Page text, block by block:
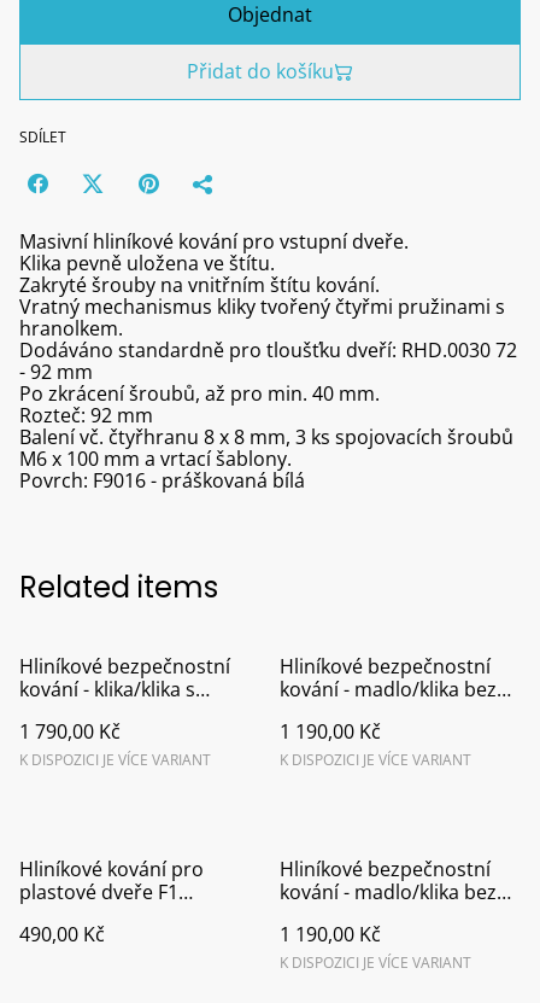
Objednat
Přidat do košíku
SDÍLET
Masivní hliníkové kování pro vstupní dveře.
Klika pevně uložena ve štítu.
Zakryté šrouby na vnitřním štítu kování.
Vratný mechanismus kliky tvořený čtyřmi pružinami s
hranolkem.
Dodáváno standardně pro tloušťku dveří: RHD.0030 72
- 92 mm
Po zkrácení šroubů, až pro min. 40 mm.
Rozteč: 92 mm
Balení vč. čtyřhranu 8 x 8 mm, 3 ks spojovacích šroubů
M6 x 100 mm a vrtací šablony.
Povrch: F9016 - práškovaná bílá
Related items
Hliníkové bezpečnostní
kování - klika/klika s
1 790,00 Kč
K DISPOZICI JE VÍCE VARIANT
Hliníkové bezpečnostní
kování - madlo/klika bez
1 190,00 Kč
K DISPOZICI JE VÍCE VARIANT
Hliníkové kování pro
plastové dveře F1
490,00 Kč
Hliníkové bezpečnostní
kování - madlo/klika bez
1 190,00 Kč
K DISPOZICI JE VÍCE VARIANT